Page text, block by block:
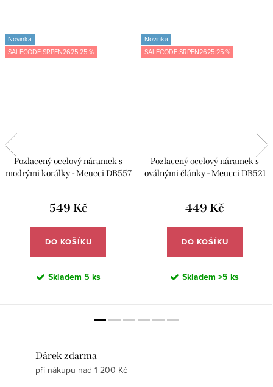
Novinka
SALECODE:SRPEN2625:25:%
Pozlacený ocelový náramek s
modrými korálky - Meucci DB557
549 Kč
DO KOŠÍKU
Skladem 5 ks
Novinka
SALECODE:SRPEN2625:25:%
Pozlacený ocelový náramek s
oválnými články - Meucci DB521
449 Kč
DO KOŠÍKU
Skladem >5 ks
Dárek zdarma
při nákupu nad 1 200 Kč